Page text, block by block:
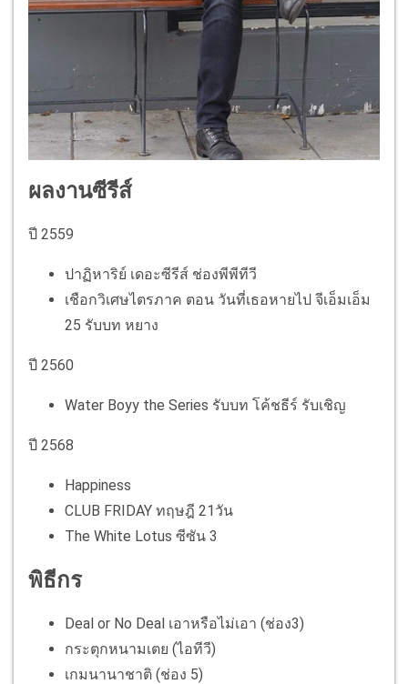
ผลงานซีรีส์
ปี 2559
ปาฏิหาริย์ เดอะซีรีส์ ช่องพีพีทีวี
เชือกวิเศษไตรภาค ตอน วันที่เธอหายไป จีเอ็มเอ็ม
25 รับบท หยาง
ปี 2560
Water Boyy the Series รับบท โค้ชธีร์ รับเชิญ
ปี 2568
Happiness
CLUB FRIDAY ทฤษฎี 21วัน
The White Lotus ซีซัน 3
พิธีกร
Deal or No Deal เอาหรือไม่เอา (ช่อง3)
กระตุกหนามเตย (ไอทีวี)
เกมนานาชาติ (ช่อง 5)